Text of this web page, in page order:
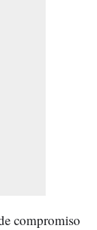
compromiso